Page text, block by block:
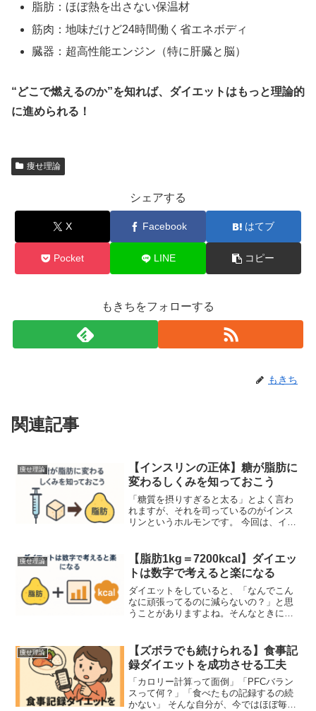
脂肪：ほぼ熱を出さない保温材
筋肉：地味だけど24時間働く省エネボディ
臓器：超高性能エンジン（特に肝臓と脳）
“どこで燃えるのか”を知れば、ダイエットはもっと理論的
に進められる！
痩せ理論
シェアする
X Facebook はてブ
Pocket LINE コピー
もきちをフォローする
もきち
関連記事
痩せ理論
【インスリンの正体】糖が脂肪に
変わるしくみを知っておこう
「糖質を摂りすぎると太る」とよく言わ
れますが、それを司っているのがインス
リンというホルモンです。 今回は、イン
ンスリンとは？インスリンは、血糖値
（血液中のブドウ糖濃度...
痩せ理論
【脂肪1kg＝7200kcal】ダイエッ
トは数字で考えると楽になる
ダイエットをしていると、「なんでこん
なに頑張ってるのに減らないの？」と思
うことがありますよね。そんなときに知
プルな事実です。■ 脂肪1kg＝7200kcal...
痩せ理論
【ズボラでも続けられる】食事記
録ダイエットを成功させる工夫
「カロリー計算って面倒」「PFCバラン
スって何？」「食べたもの記録するの続
かない」 そんな自分が、今ではほぼ毎日